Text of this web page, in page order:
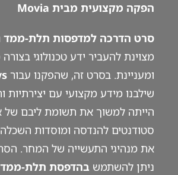
הפקה מקצועית מבית Movia
סרט הדרכה למדפסות תלת-ממד
מצוינת להעביר ידע טכנולוגי
ומעניינת. בסרט זה, שהפקנו עבור
שילבנו מידע מקצועי עם יצירתיות
הייתה למשוך את תשומת ליבם של
סטודנטים להנדסה ומוסדות
את מנהיגי התעשייה של המחר.
ניתן להשתמש בהדפסת תלת-ממד